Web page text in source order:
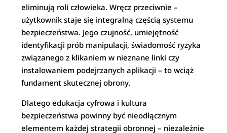
eliminują roli człowieka. Wręcz przeciwnie –
użytkownik staje się integralną częścią systemu
bezpieczeństwa. Jego czujność, umiejętność
identyfikacji prób manipulacji, świadomość ryzyka
związanego z klikaniem w nieznane linki czy
instalowaniem podejrzanych aplikacji – to wciąż
fundament skutecznej obrony.
Dlatego edukacja cyfrowa i kultura
bezpieczeństwa powinny być nieodłącznym
elementem każdej strategii obronnej – niezależnie